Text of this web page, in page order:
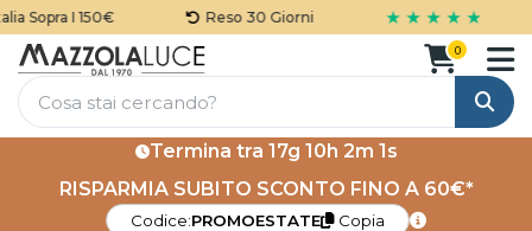
I 150€ Reso 30 Giorni ★ ★ ★ ★ ★
Cerca
0
Termina tra 17g 10h 2m 1s
RISPARMIA SUBITO SCONTO FINO A 60€*
Codice:PROMOESTATE Copia